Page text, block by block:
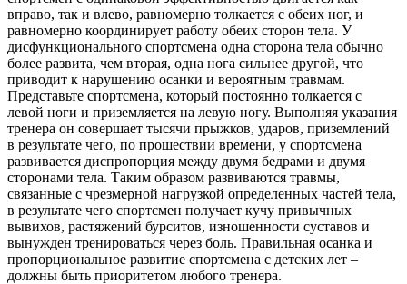
вправо, так и влево, равномерно толкается с обеих ног, и
равномерно координирует работу обеих сторон тела. У
дисфункционального спортсмена одна сторона тела обычно
более развита, чем вторая, одна нога сильнее другой, что
приводит к нарушению осанки и вероятным травмам.
Представьте спортсмена, который постоянно толкается с
левой ноги и приземляется на левую ногу. Выполняя указания
тренера он совершает тысячи прыжков, ударов, приземлений
в результате чего, по прошествии времени, у спортсмена
развивается диспропорция между двумя бедрами и двумя
сторонами тела. Таким образом развиваются травмы,
связанные с чрезмерной нагрузкой определенных частей тела,
в результате чего спортсмен получает кучу привычных
вывихов, растяжений бурситов, изношенности суставов и
вынужден тренироваться через боль. Правильная осанка и
пропорциональное развитие спортсмена с детских лет –
должны быть приоритетом любого тренера.